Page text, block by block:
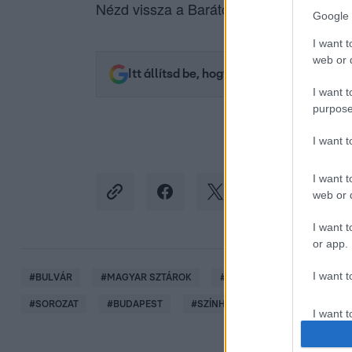
Google
I want
web or
I want
I want
I want
web or
I want
or app.
I want
I want
Nézd vissza a Barátok közt epizódjait az
Itt állítsd be, hogy az RTL.hu az elsők
#BULVÁR #MAGYAR SZTÁROK # #
#SOROZAT #BUDAPEST #SZÍNHÁZ